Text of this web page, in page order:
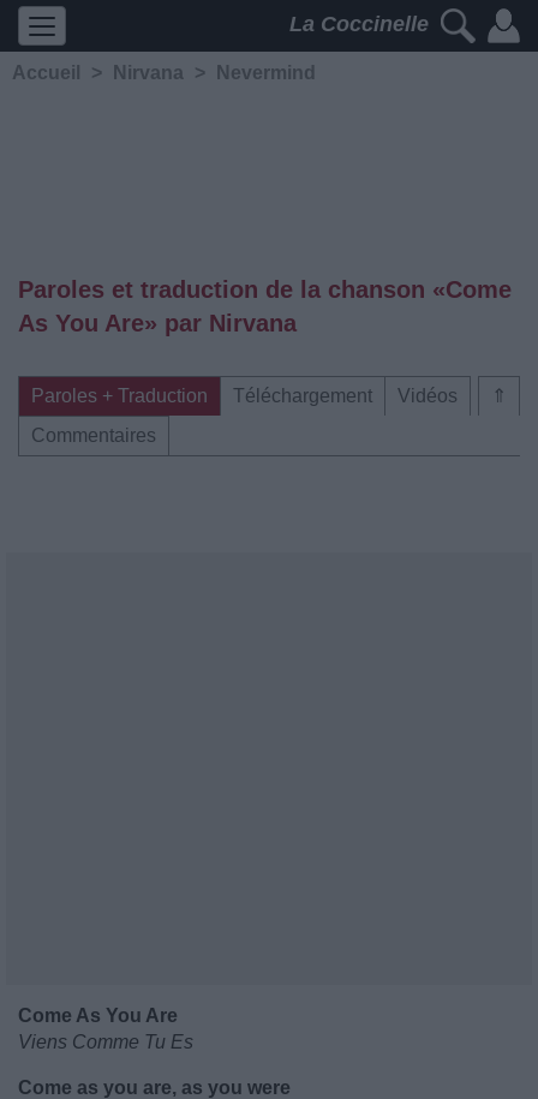
La Coccinelle
Accueil > Nirvana > Nevermind
Paroles et traduction de la chanson «Come
As You Are» par Nirvana
⇑
Paroles + Traduction Téléchargement
Vidéos
Commentaires
Come As You Are
Viens Comme Tu Es
Come as you are, as you were